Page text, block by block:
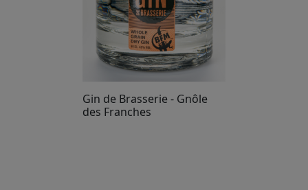
Gin de Brasserie - Gnôle
des Franches